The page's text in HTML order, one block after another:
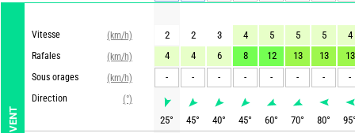
VENT
Vitesse
(km/h)
Rafales
(km/h)
Sous orages
(km/h)
Direction
(°)
2 2 3 4 5 5 5
4
4
4 6 8 12 13 13
13
-
- - - - - - -
25° 45° 40° 45° 60° 70° 80° 95